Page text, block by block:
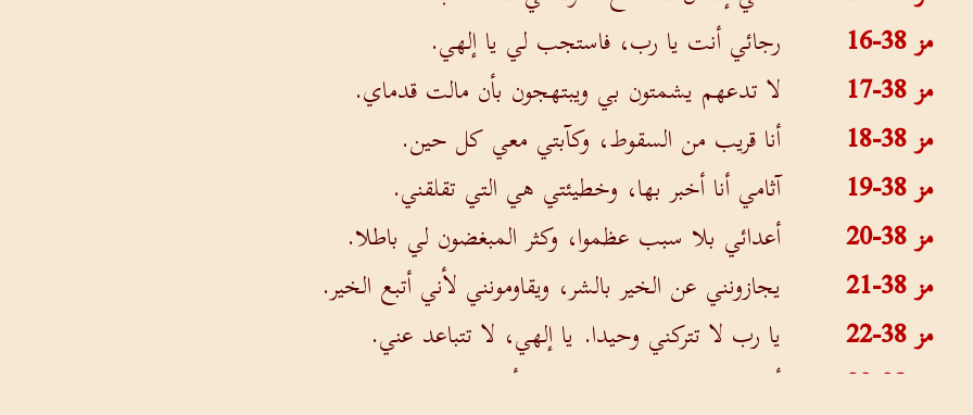
مز 38-16
رجائي أنت يا رب، فاستجب لي يا إلهي.
مز 38-17
لا تدعهم يشمتون بي ويبتهجون بأن مالت قدماي.
مز 38-18
أنا قريب من السقوط، وكآبتي معي كل حين.
مز 38-19
آثامي أنا أخبر بها، وخطيئتي هي التي تقلقني.
مز 38-20
أعدائي بلا سبب عظموا، وكثر المبغضون لي باطلا.
مز 38-21
يجازونني عن الخير بالشر، ويقاومونني لأني أتبع الخير.
مز 38-22
يا رب لا تتركني وحيدا. يا إلهي، لا تتباعد عني.
أسرع إلى نجدتي يا رب، فبك أنت خلاصي!